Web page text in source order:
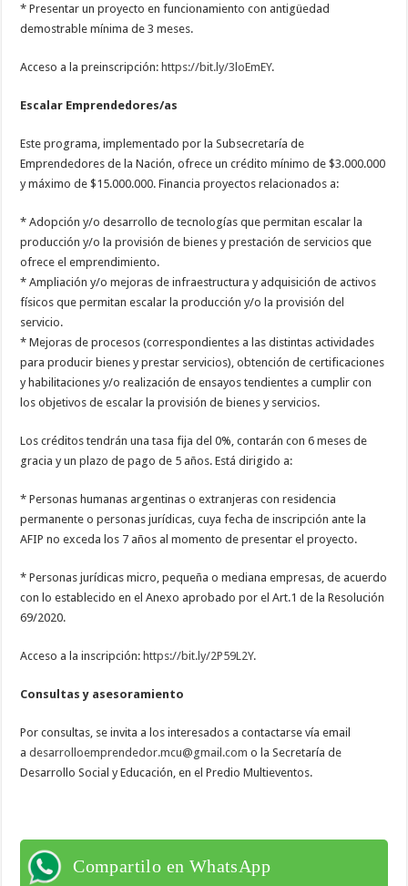
* Presentar un proyecto en funcionamiento con antigüedad
demostrable mínima de 3 meses.
Acceso a la preinscripción:https://bit.ly/3loEmEY.
Escalar Emprendedores/as
Este programa, implementado por la Subsecretaría de
Emprendedores de la Nación, ofrece un crédito mínimo de $3.000.000
y máximo de $15.000.000. Financia proyectos relacionados a:
* Adopción y/o desarrollo de tecnologías que permitan escalar la
producción y/o la provisión de bienes y prestación de servicios que
ofrece el emprendimiento.
* Ampliación y/o mejoras de infraestructura y adquisición de activos
físicos que permitan escalar la producción y/o la provisión del
servicio.
* Mejoras de procesos (correspondientes a las distintas actividades
para producir bienes y prestar servicios), obtención de certificaciones
y habilitaciones y/o realización de ensayos tendientes a cumplir con
los objetivos de escalar la provisión de bienes y servicios.
Los créditos tendrán una tasa fija del 0%, contarán con 6 meses de
gracia y un plazo de pago de 5 años. Está dirigido a:
* Personas humanas argentinas o extranjeras con residencia
permanente o personas jurídicas, cuya fecha de inscripción ante la
AFIP no exceda los 7 años al momento de presentar el proyecto.
* Personas jurídicas micro, pequeña o mediana empresas, de acuerdo
con lo establecido en el Anexo aprobado por el Art.1 de la Resolución
69/2020.
Acceso a la inscripción:https://bit.ly/2P59L2Y.
Consultas y asesoramiento
Por consultas, se invita a los interesados a contactarse vía email
adesarrolloemprendedor.mcu@gmail.com o la Secretaría de
Desarrollo Social y Educación, en el Predio Multieventos.
Compartilo en WhatsApp